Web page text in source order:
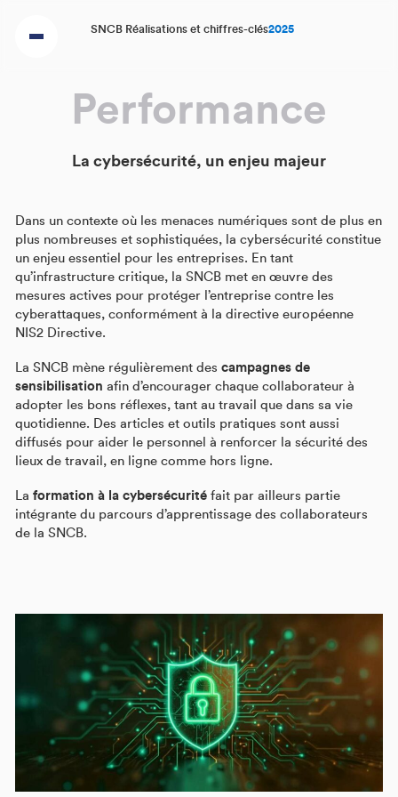
SNCB Réalisations et chiffres-clés2025
Performance
La cybersécurité, un enjeu majeur
Dans un contexte où les menaces numériques sont de plus en
plus nombreuses et sophistiquées, la cybersécurité constitue
un enjeu essentiel pour les entreprises. En tant
qu’infrastructure critique, la SNCB met en œuvre des
mesures actives pour protéger l’entreprise contre les
cyberattaques, conformément à la directive européenne
NIS2 Directive.
La SNCB mène régulièrement des campagnes de
sensibilisation afin d’encourager chaque collaborateur à
adopter les bons réflexes, tant au travail que dans sa vie
quotidienne. Des articles et outils pratiques sont aussi
diffusés pour aider le personnel à renforcer la sécurité des
lieux de travail, en ligne comme hors ligne.
La formation à la cybersécurité fait par ailleurs partie
intégrante du parcours d’apprentissage des collaborateurs
de la SNCB.